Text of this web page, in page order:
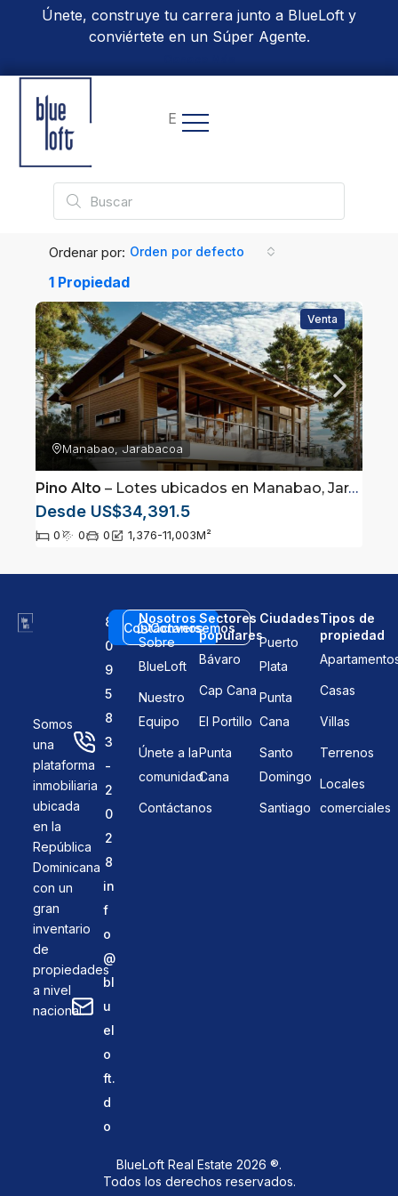
Únete, construye tu carrera junto a BlueLoft y
conviértete en un Súper Agente.
EN
1 Propiedad
Ordenar por: Orden por defecto
Venta
Manabao, Jarabacoa
Pino Alto – Lotes ubicados en Manabao, Jarabacoa
Desde US$34,391.5
0 0 0 1,376-11,003M²
Somos
una
plataforma
inmobiliaria
ubicada
en la
República
Dominicana
con un
gran
inventario
de
propiedades
a nivel
nacional.
8
0
9
5
8
3
-
2
0
2
8
in
f
o
@
bl
u
el
o
ft.
d
o
Contáctanos
Conversemos
Nosotros
Sobre
BlueLoft
Nuestro
Equipo
Únete a la
comunidad
Contáctanos
Sectores
populares
Bávaro
Cap Cana
El Portillo
Punta
Cana
Ciudades
Puerto
Plata
Punta
Cana
Santo
Domingo
Santiago
Tipos de
propiedad
Casas
Villas
Terrenos
Locales
comerciales
BlueLoft Real Estate 2026 ®.
Todos los derechos reservados.